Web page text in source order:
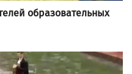
образовательных